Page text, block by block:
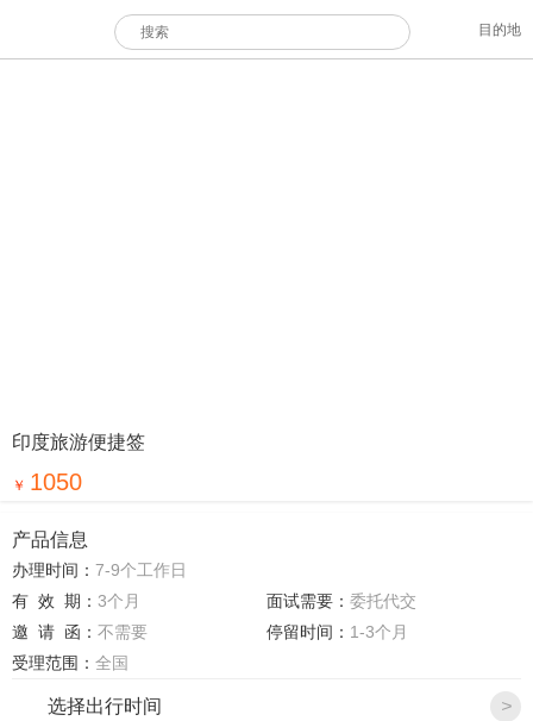
目的地
印度旅游便捷签
￥ 1050
产品信息
办理时间： 7-9个工作日
有 效 期： 3个月 面试需要： 委托代交
邀 请 函： 不需要 停留时间： 1-3个月
受理范围： 全国
选择出行时间 >